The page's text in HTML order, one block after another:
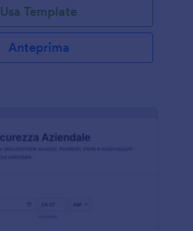
Usa Template
Anteprima